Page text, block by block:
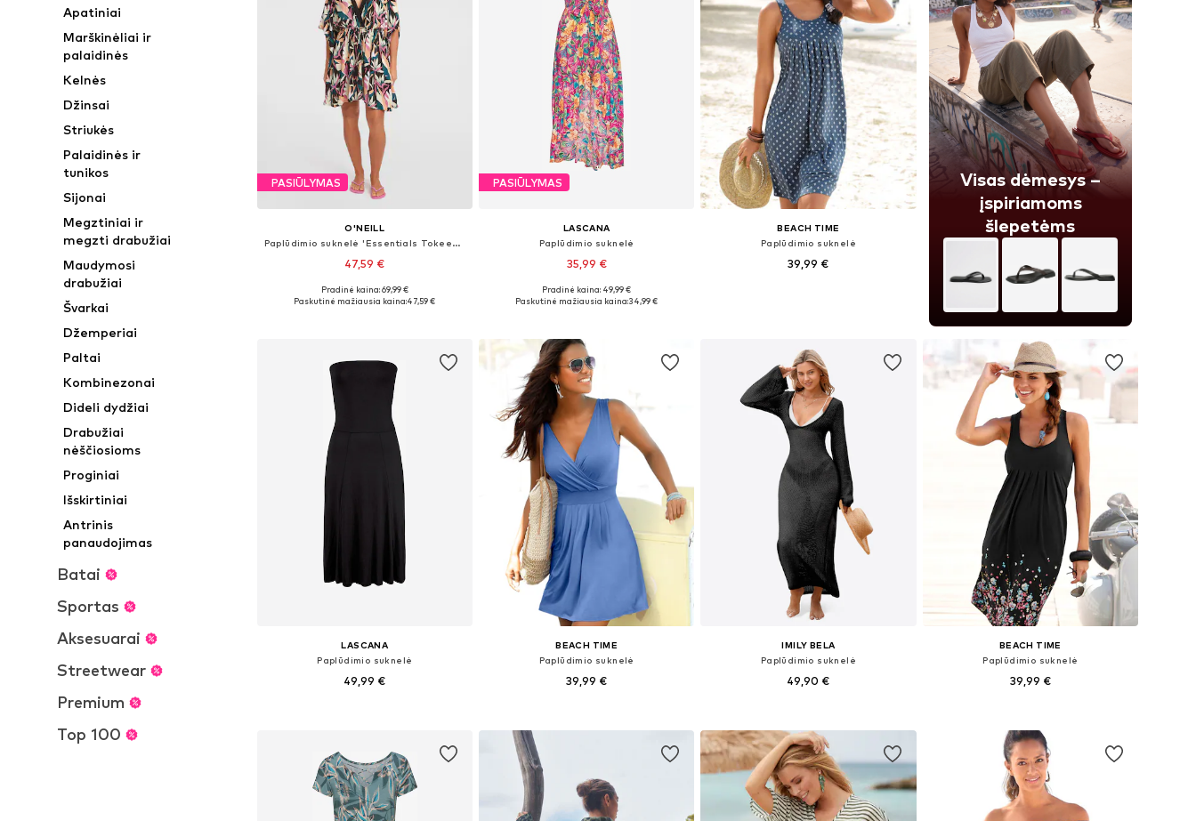
Apatiniai
Marškinėliai ir
palaidinės
Kelnės
Džinsai
Striukės
Palaidinės ir
tunikos
Sijonai
Megztiniai ir
megzti drabužiai
Maudymosi
drabužiai
Švarkai
Džemperiai
Paltai
Kombinezonai
Dideli dydžiai
Drabužiai
nėščiosioms
Proginiai
Išskirtiniai
Antrinis
panaudojimas
Batai
Sportas
Aksesuarai
Streetwear
Premium
Top 100
PASIŪLYMAS
O'NEILL
Paplūdimio suknelė 'Essentials Tokeena'
47,59 €
Galimi dydžiai: 36, 38, 40
Pradinė kaina: 69,99 €
Paskutinė mažiausia kaina:47,59 €
PASIŪLYMAS
LASCANA
Paplūdimio suknelė
35,99 €
Yra daugybė dydžių
Pradinė kaina: 49,99 €
Paskutinė mažiausia kaina:34,99 €
BEACH TIME
Paplūdimio suknelė
39,99 €
Visas dėmesys –
įspiriamoms
šlepetėms
LASCANA
Paplūdimio suknelė
49,99 €
BEACH TIME
Paplūdimio suknelė
39,99 €
IMILY BELA
Paplūdimio suknelė
49,90 €
Į krepšelį
BEACH TIME
Paplūdimio suknelė
39,99 €
Į krepšelį